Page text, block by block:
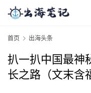
首页 出海头条
扒一扒中国最神
长之路（文末含